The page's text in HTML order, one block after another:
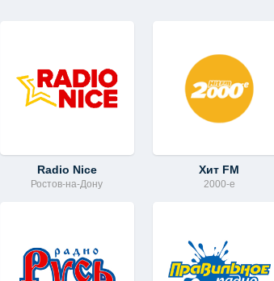
Radio Nice
Ростов-на-Дону
Хит FM
2000-e